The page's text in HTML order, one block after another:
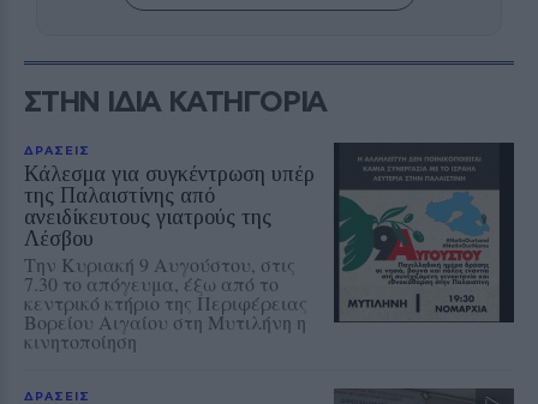
ΣΤΗΝ ΙΔΙΑ ΚΑΤΗΓΟΡΙΑ
ΔΡΑΣΕΙΣ
Κάλεσμα για συγκέντρωση υπέρ
της Παλαιστίνης από
ανειδίκευτους γιατρούς της
Λέσβου
Την Κυριακή 9 Αυγούστου, στις
7.30 το απόγευμα, έξω από το
κεντρικό κτήριο της Περιφέρειας
Βορείου Αιγαίου στη Μυτιλήνη η
κινητοποίηση
ΔΡΑΣΕΙΣ